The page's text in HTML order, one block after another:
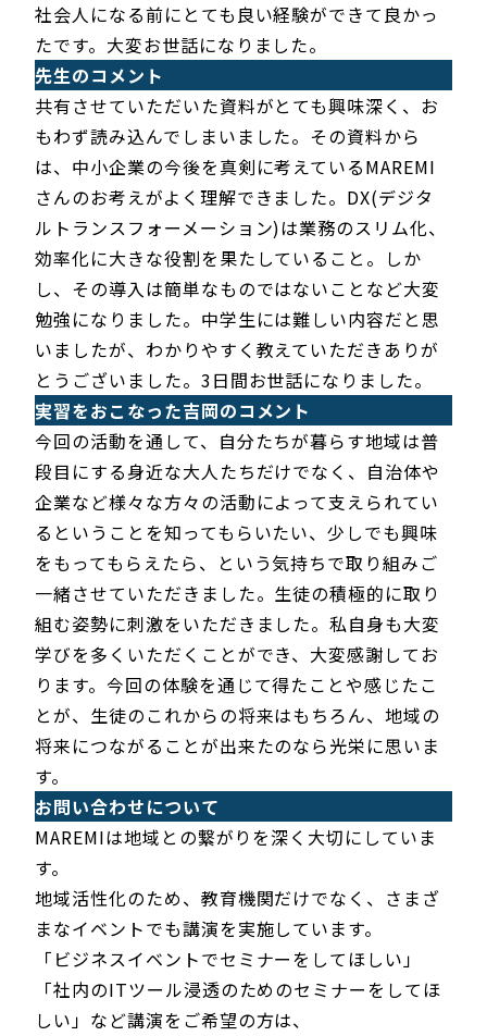
社会人になる前にとても良い経験ができて良かっ
たです。大変お世話になりました。
先生のコメント
共有させていただいた資料がとても興味深く、お
もわず読み込んでしまいました。その資料から
は、中小企業の今後を真剣に考えているMAREMI
さんのお考えがよく理解できました。DX(デジタ
ルトランスフォーメーション)は業務のスリム化、
効率化に大きな役割を果たしていること。しか
し、その導入は簡単なものではないことなど大変
勉強になりました。中学生には難しい内容だと思
いましたが、わかりやすく教えていただきありが
とうございました。3日間お世話になりました。
実習をおこなった吉岡のコメント
今回の活動を通して、自分たちが暮らす地域は普
段目にする身近な大人たちだけでなく、自治体や
企業など様々な方々の活動によって支えられてい
るということを知ってもらいたい、少しでも興味
をもってもらえたら、という気持ちで取り組みご
一緒させていただきました。生徒の積極的に取り
組む姿勢に刺激をいただきました。私自身も大変
学びを多くいただくことができ、大変感謝してお
ります。今回の体験を通じて得たことや感じたこ
とが、生徒のこれからの将来はもちろん、地域の
将来につながることが出来たのなら光栄に思いま
す。
お問い合わせについて
MAREMIは地域との繋がりを深く大切にしていま
す。
地域活性化のため、教育機関だけでなく、さまざ
まなイベントでも講演を実施しています。
「ビジネスイベントでセミナーをしてほしい」
「社内のITツール浸透のためのセミナーをしてほ
しい」など講演をご希望の方は、